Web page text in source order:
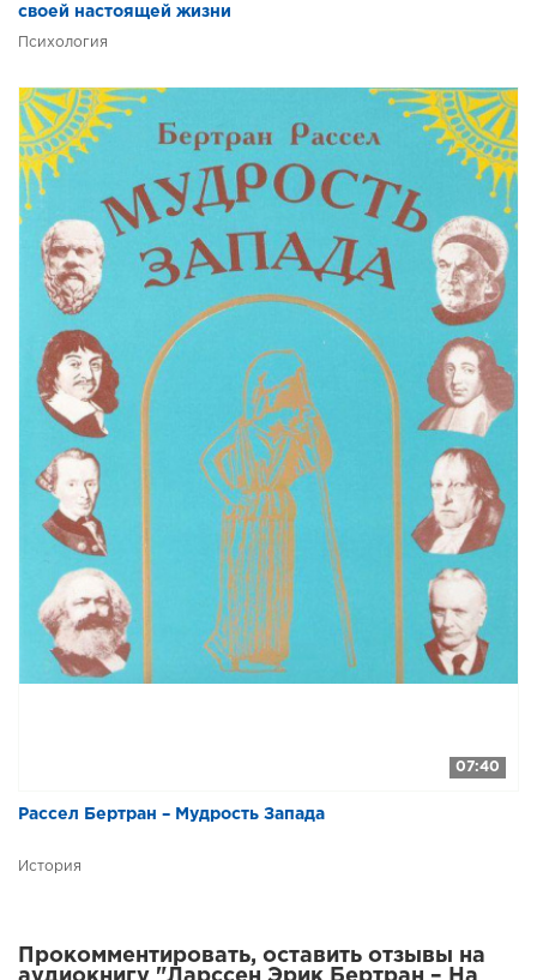
своей настоящей жизни
Психология
07:40
Рассел Бертран – Мудрость Запада
История
Прокомментировать, оставить отзывы на
аудиокнигу "Ларссен Эрик Бертран – На